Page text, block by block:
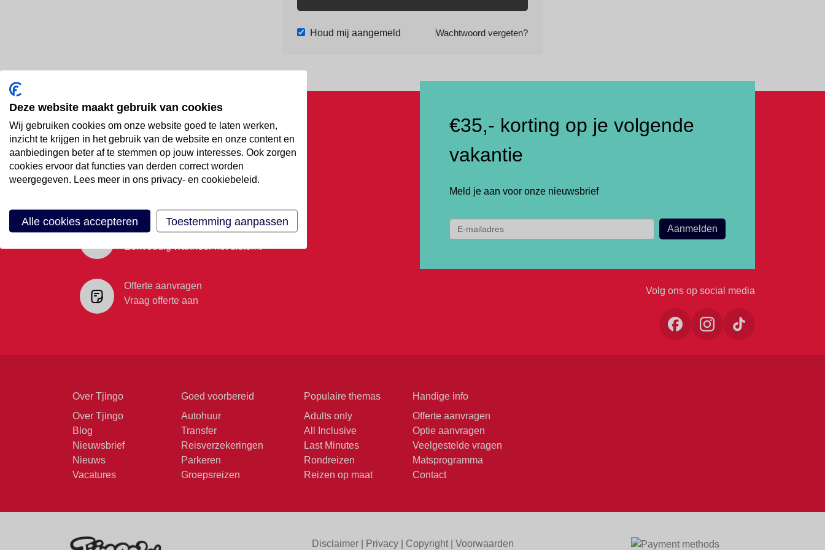
Houd mij aangemeld Wachtwoord vergeten?
Bel ons
088 66 55 999
Mail ons
Maak een afspraak
Eenvoudig wanneer het uitkomt
Offerte aanvragen
Vraag offerte aan
€35,- korting op je volgende
vakantie
Meld je aan voor onze nieuwsbrief
Volg ons op social media
Over Tjingo
Over Tjingo
Blog
Nieuwsbrief
Nieuws
Vacatures
Goed voorbereid
Autohuur
Transfer
Reisverzekeringen
Parkeren
Groepsreizen
Populaire themas
Adults only
All Inclusive
Last Minutes
Rondreizen
Reizen op maat
Handige info
Offerte aanvragen
Optie aanvragen
Veelgestelde vragen
Matsprogramma
Contact
Disclaimer| Privacy| Copyright| Voorwaarden
Deze website maakt gebruik van cookies
Wij gebruiken cookies om onze website goed te laten werken,
inzicht te krijgen in het gebruik van de website en onze content en
aanbiedingen beter af te stemmen op jouw interesses. Ook zorgen
cookies ervoor dat functies van derden correct worden
weergegeven. Lees meer in ons privacy- en cookiebeleid.
Alle cookies accepteren Toestemming aanpassen